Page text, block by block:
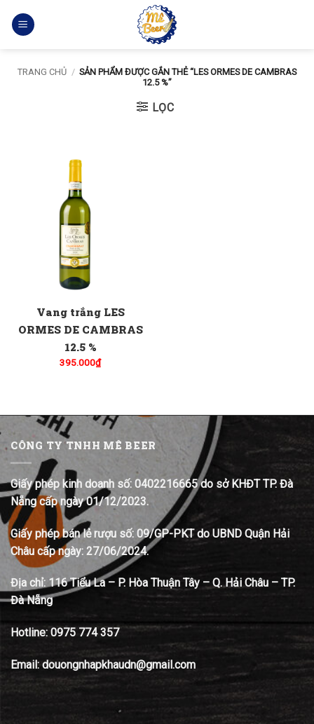
qua
TRANG CHỦ / SẢN PHẨM ĐƯỢC GẮN THẺ “LES ORMES DE CAMBRAS
12.5 %”
LỌC
Vang trắng LES
ORMES DE CAMBRAS
12.5 %
395.000₫
CÔNG TY TNHH MÊ BEER
Giấy phép kinh doanh số: 0402216665 do sở KHĐT TP. Đà
Nẵng cấp ngày 01/12/2023.
Giấy phép bán lẻ rượu số: 09/GP-PKT do UBND Quận Hải
Châu cấp ngày: 27/06/2024.
Địa chỉ: 116 Tiểu La – P. Hòa Thuận Tây – Q. Hải Châu – TP.
Đà Nẵng
Hotline: 0975 774 357
Email: douongnhapkhaudn@gmail.com